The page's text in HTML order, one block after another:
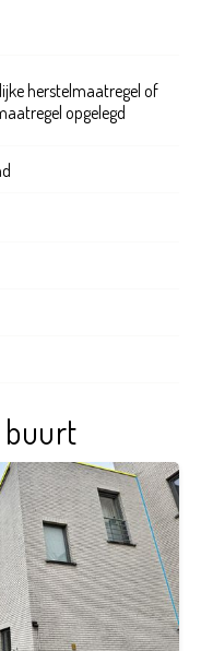
herstelmaatregel of
opgelegd
buurt
1